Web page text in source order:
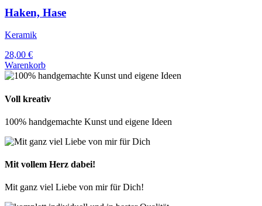
Haken, Hase
Keramik
28,00 €
Warenkorb
Voll kreativ
100% handgemachte Kunst und eigene Ideen
Mit vollem Herz dabei!
Mit ganz viel Liebe von mir für Dich!